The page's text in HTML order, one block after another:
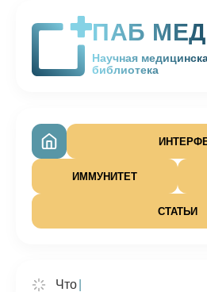
ПАБ МЕД
Научная
библиотека
ИММУНИТЕТ
СТАТЬИ
Что тако